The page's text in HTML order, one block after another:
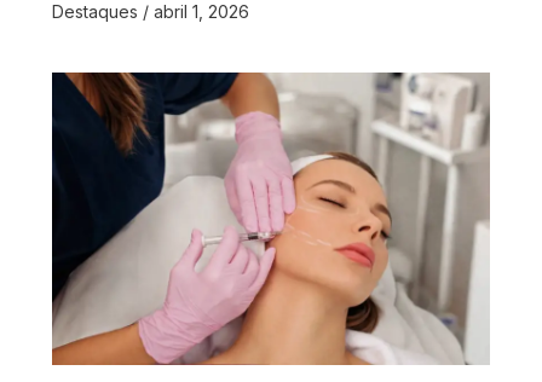
Destaques / abril 1, 2026